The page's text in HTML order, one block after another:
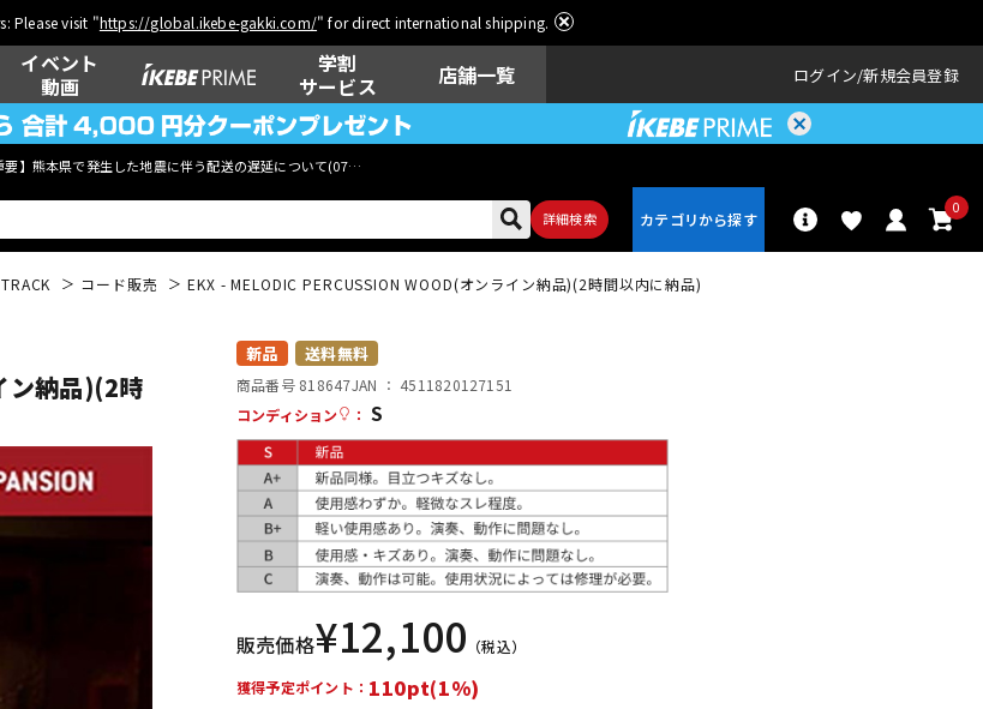
Please visit "https://global.ikebe-gakki.com/" for direct international shipping.
イベント
動画
学割
サービス
店舗一覧 ログイン 新規会員登録
要】熊本県で発生した地震に伴う配送の遅延について(07月29日
詳細検索
0
ウクレレ
管楽器 その他楽器
レコーディン
グ機器
配信/ライブ
機器
コード販売 EKX - MELODIC PERCUSSION WOOD(オンライン納品)(2時間以内に納品)
ン納品)(2時
新品 送料無料
商品番号 818647JAN ： 4511820127151
コンディション
： S
販売価格¥12,100 （税込）
獲得予定ポイント： 110pt(1%)